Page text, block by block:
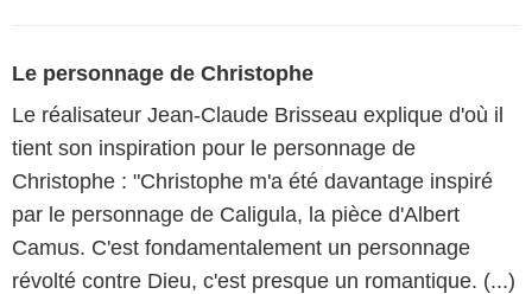
Le personnage de Christophe
Le réalisateur Jean-Claude Brisseau explique d'où il
tient son inspiration pour le personnage de
Christophe : "Christophe m'a été davantage inspiré
par le personnage de Caligula, la pièce d'Albert
Camus. C'est fondamentalement un personnage
révolté contre Dieu, c'est presque un romantique. (...)